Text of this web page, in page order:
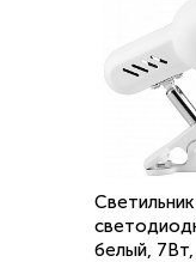
Светильник
белый, 7Вт,